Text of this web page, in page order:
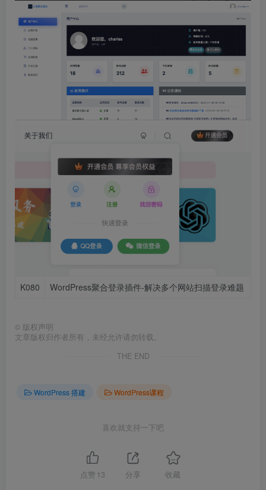
K080 WordPress聚合登录插件-解决多个网站扫描登录难题
© 版权声明
文章版权归作者所有，未经允许请勿转载。
THE END
WordPress 搭建 WordPress课程
喜欢就支持一下吧
点赞 13 分享 收藏